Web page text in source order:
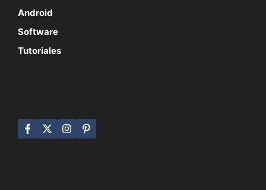
Android
Software
Tutoriales